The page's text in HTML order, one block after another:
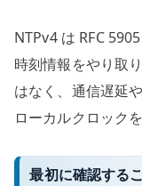
NTPv4 は RFC
時刻情報をやり取
はなく、通信遅延
ローカルクロック
最初に確認する